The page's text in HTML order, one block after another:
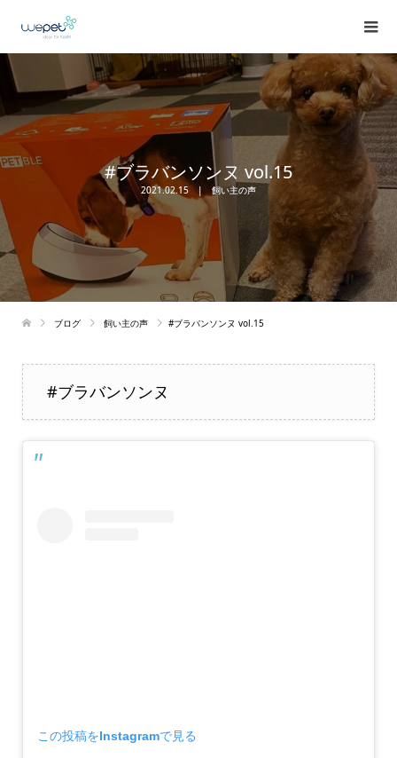
#ブラバンソンヌ vol.15
2021.02.15 飼い主の声
ブログ 飼い主の声 #ブラバンソンヌ vol.15
#ブラバンソンヌ
この投稿をInstagramで見る